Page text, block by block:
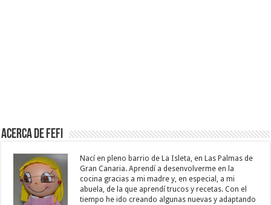
Acerca de Fefi
Nací en pleno barrio de La Isleta, en Las Palmas de
Gran Canaria. Aprendí a desenvolverme en la
cocina gracias a mi madre y, en especial, a mi
abuela, de la que aprendí trucos y recetas. Con el
tiempo he ido creando algunas nuevas y adaptando